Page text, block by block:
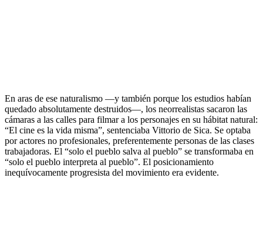
En aras de ese naturalismo —y también porque los estudios habían
quedado absolutamente destruidos—, los neorrealistas sacaron las
cámaras a las calles para filmar a los personajes en su hábitat natural:
“El cine es la vida misma”, sentenciaba Vittorio de Sica. Se optaba
por actores no profesionales, preferentemente personas de las clases
trabajadoras. El “solo el pueblo salva al pueblo” se transformaba en
“solo el pueblo interpreta al pueblo”. El posicionamiento
inequívocamente progresista del movimiento era evidente.